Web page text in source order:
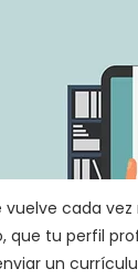
vuelve cada
que tu perfil
un